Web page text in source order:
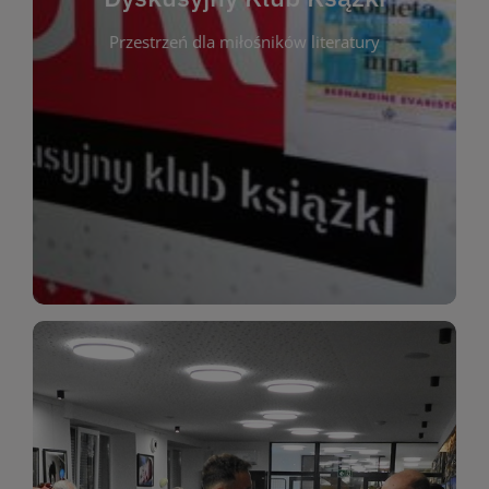
Przestrzeń dla miłośników literatury
Dyskusyjny Klub Ksążki
Dyskusyjny Klub Książki to przestrzeń dla
miłośników literatury, którzy lubią dzielić się
opiniami i emocjami po lekturze. Spotykamy się
regularnie, by rozmawiać o wybranych tytułach z
różnych gatunków literackich. Każde spotkanie to
okazja do inspirującej dyskusji, wymiany
miłośników estetycznych doznań!
WIĘCEJ